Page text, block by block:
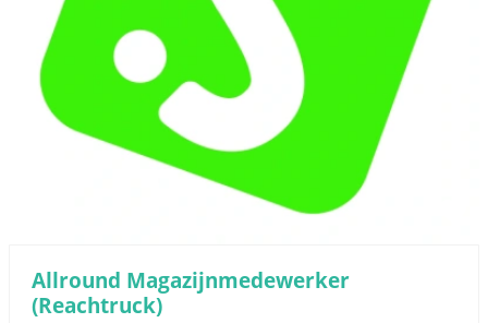
Allround Magazijnmedewerker
(Reachtruck)